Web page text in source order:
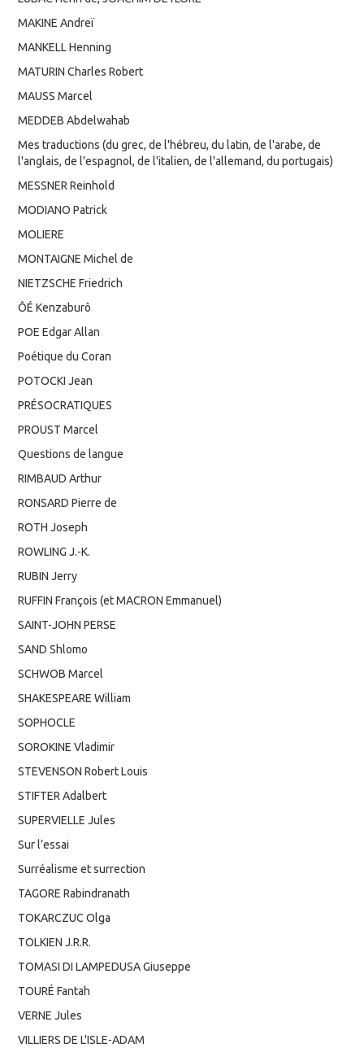
MAKINE Andreï
MANKELL Henning
MATURIN Charles Robert
MAUSS Marcel
MEDDEB Abdelwahab
Mes traductions (du grec, de l'hébreu, du latin, de l'arabe, de
l'anglais, de l'espagnol, de l'italien, de l'allemand, du portugais)
MESSNER Reinhold
MODIANO Patrick
MOLIERE
MONTAIGNE Michel de
NIETZSCHE Friedrich
ÔÉ Kenzaburô
POE Edgar Allan
Poétique du Coran
POTOCKI Jean
PRÉSOCRATIQUES
PROUST Marcel
Questions de langue
RIMBAUD Arthur
RONSARD Pierre de
ROTH Joseph
ROWLING J.-K.
RUBIN Jerry
RUFFIN François (et MACRON Emmanuel)
SAINT-JOHN PERSE
SAND Shlomo
SCHWOB Marcel
SHAKESPEARE William
SOPHOCLE
SOROKINE Vladimir
STEVENSON Robert Louis
STIFTER Adalbert
SUPERVIELLE Jules
Sur l’essai
Surréalisme et surrection
TAGORE Rabindranath
TOKARCZUC Olga
TOLKIEN J.R.R.
TOMASI DI LAMPEDUSA Giuseppe
TOURÉ Fantah
VERNE Jules
VILLIERS DE L'ISLE-ADAM